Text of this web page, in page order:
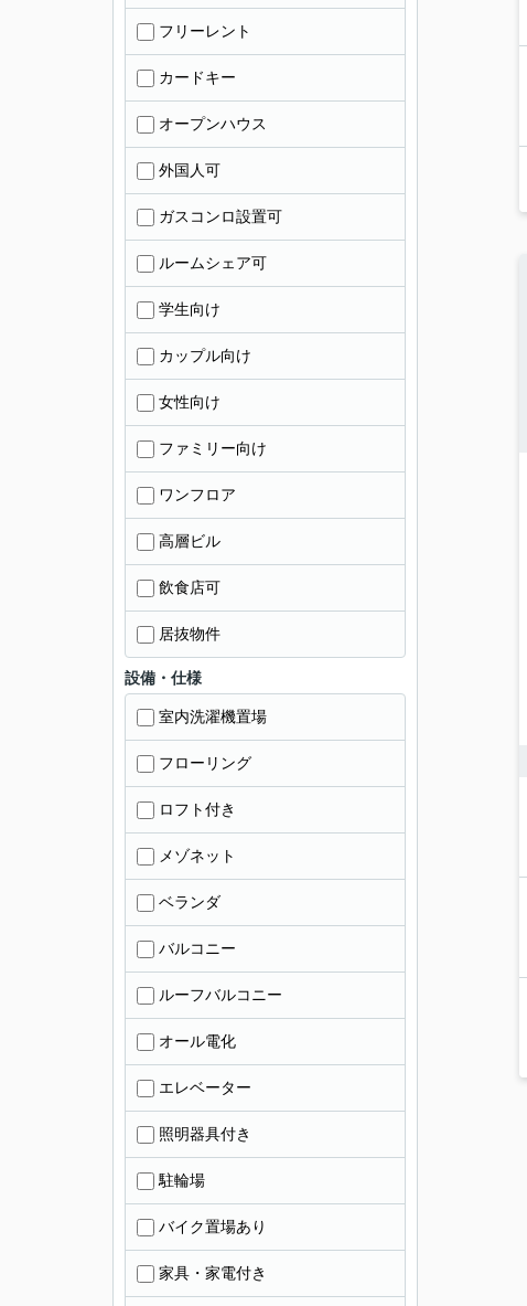
フリーレント
カードキー
オープンハウス
外国人可
ガスコンロ設置可
ルームシェア可
学生向け
カップル向け
女性向け
ファミリー向け
ワンフロア
高層ビル
飲食店可
居抜物件
設備・仕様
室内洗濯機置場
フローリング
ロフト付き
メゾネット
ベランダ
バルコニー
ルーフバルコニー
オール電化
エレベーター
照明器具付き
駐輪場
バイク置場あり
家具・家電付き